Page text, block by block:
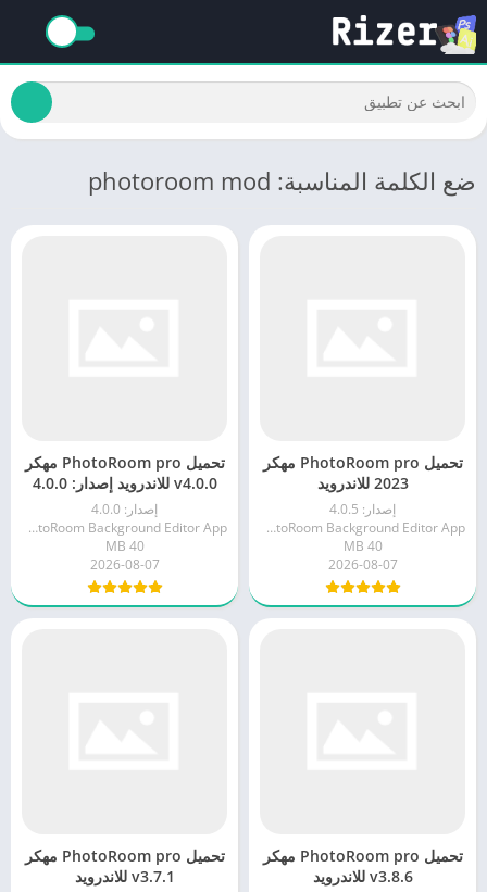
ضع الكلمة المناسبة: photoroom mod
تحميل PhotoRoom pro مهكر
2023 للاندرويد
إصدار: 4.0.5
PhotoRoom Background Editor App
40 MB
2026-08-07
تحميل PhotoRoom pro مهكر
v4.0.0 للاندرويد إصدار: 4.0.0
إصدار: 4.0.0
PhotoRoom Background Editor App
40 MB
2026-08-07
تحميل PhotoRoom pro مهكر
v3.8.6 للاندرويد
تحميل PhotoRoom pro مهكر
v3.7.1 للاندرويد